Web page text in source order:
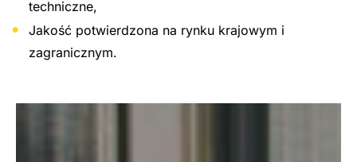
techniczne,
Jakość potwierdzona na rynku krajowym i
zagranicznym.